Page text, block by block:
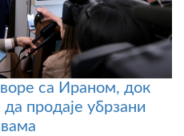
са Ираном, док
продаје убрзани